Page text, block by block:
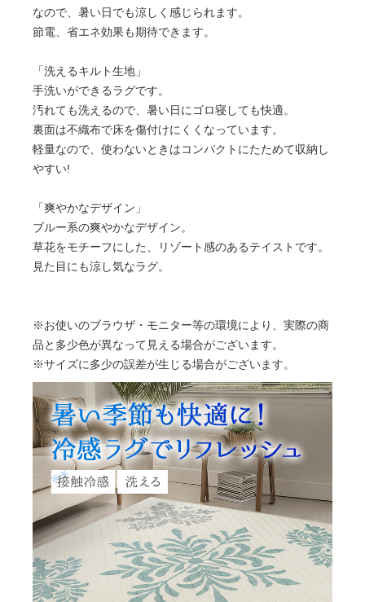
なので、暑い日でも涼しく感じられます。
節電、省エネ効果も期待できます。
「洗えるキルト生地」
手洗いができるラグです。
汚れても洗えるので、暑い日にゴロ寝しても快適。
裏面は不織布で床を傷付けにくくなっています。
軽量なので、使わないときはコンパクトにたためて収納し
やすい!
「爽やかなデザイン」
ブルー系の爽やかなデザイン。
草花をモチーフにした、リゾート感のあるテイストです。
見た目にも涼し気なラグ。
※お使いのブラウザ・モニター等の環境により、実際の商
品と多少色が異なって見える場合がございます。
※サイズに多少の誤差が生じる場合がございます。